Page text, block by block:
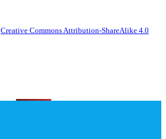
Creative Commons Attribution-ShareAlike 4.0